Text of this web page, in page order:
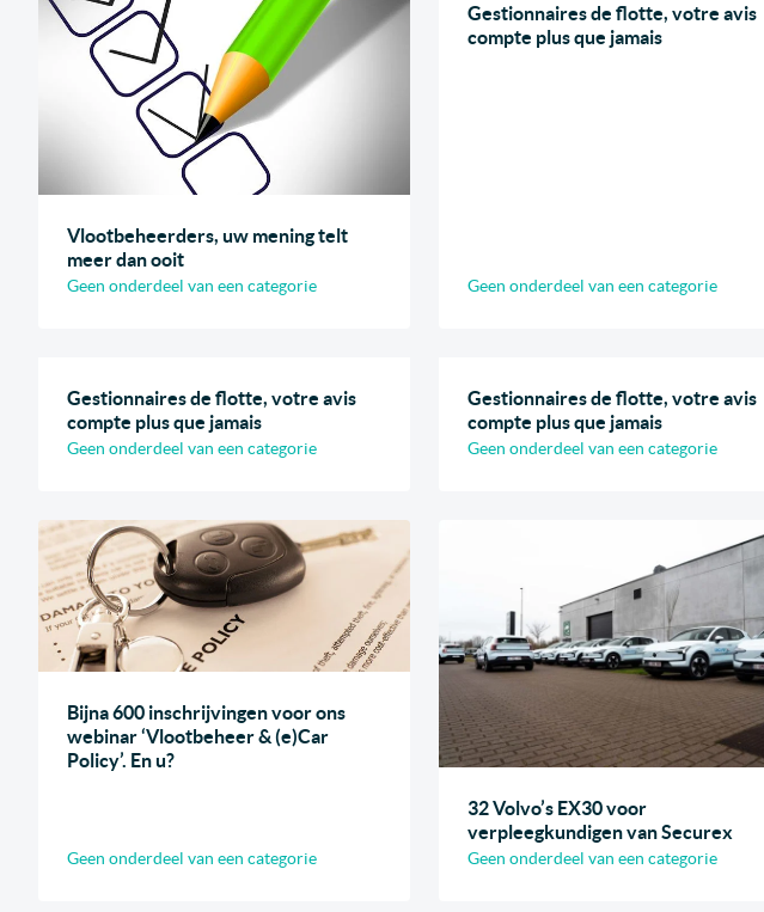
Vlootbeheerders, uw mening telt
meer dan ooit
Geen onderdeel van een categorie
Gestionnaires de flotte, votre avis
compte plus que jamais
Geen onderdeel van een categorie
Gestionnaires de flotte, votre avis
compte plus que jamais
Geen onderdeel van een categorie
Gestionnaires de flotte, votre avis
compte plus que jamais
Geen onderdeel van een categorie
Bijna 600 inschrijvingen voor ons
webinar ‘Vlootbeheer & (e)Car
Policy’. En u?
Geen onderdeel van een categorie
32 Volvo’s EX30 voor
verpleegkundigen van Securex
Geen onderdeel van een categorie